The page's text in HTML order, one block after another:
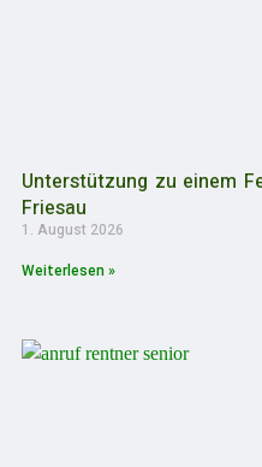
Unterstützung zu einem
Friesau
1. August 2026
Weiterlesen »